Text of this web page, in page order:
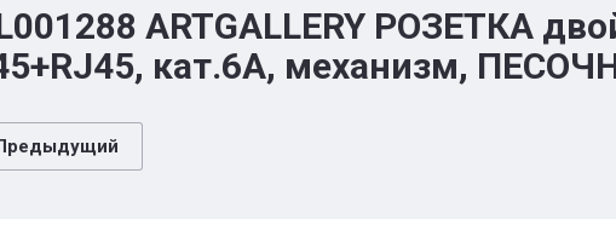
ARTGALLERY РОЗЕТКА
кат.6А, механизм,